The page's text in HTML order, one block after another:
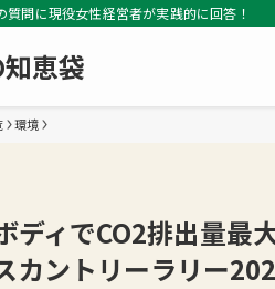
問に現役女性経営者が実践的に回答！
恵袋
環境
ディでCO2排出量最
カントリーラリー